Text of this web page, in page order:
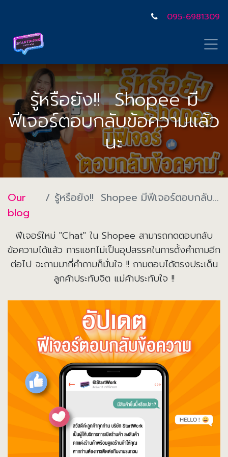
095-6981309
รู้หรือยัง!! Shopee มี
ฟีเจอร์ตอบกลับข้อความแล้ว
นะ
Our
blog
รู้หรือยัง!! Shopee มีฟีเจอร์ตอบกลับข้อความแล้วนะ
ฟีเจอร์ใหม่ "Chat" ใน Shopee สามารถกดตอบกลับ
ข้อความได้แล้ว การแชทไม่เป็นอุปสรรคในการตั้งคำถามอีก
ต่อไป จะถามมากี่คำถามก็มั่นใจ !! ถามตอบได้ตรงประเด็น
ลูกค้าประทับจิต แม่ค้าประทับใจ !!